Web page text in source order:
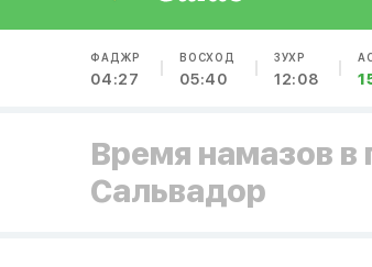
ФАДЖР
04:27
ВОСХОД
05:40
ЗУХР
12:08
Время намазов в
Сальвадор